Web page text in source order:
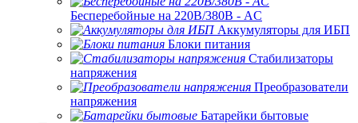
Бесперебойные на 220В/380В - AC
Аккумуляторы для ИБП
Блоки питания
Стабилизаторы
напряжения
Преобразователи
напряжения
Батарейки бытовые